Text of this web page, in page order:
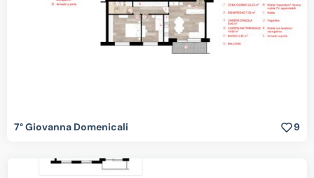
7° Giovanna Domenicali 9